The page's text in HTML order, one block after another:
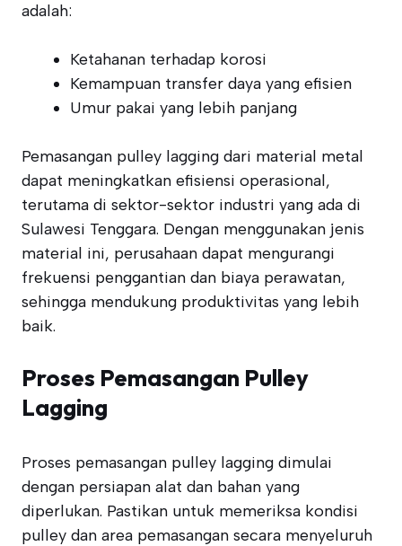
adalah:
Ketahanan terhadap korosi
Kemampuan transfer daya yang efisien
Umur pakai yang lebih panjang
Pemasangan pulley lagging dari material metal
dapat meningkatkan efisiensi operasional,
terutama di sektor-sektor industri yang ada di
Sulawesi Tenggara. Dengan menggunakan jenis
material ini, perusahaan dapat mengurangi
frekuensi penggantian dan biaya perawatan,
sehingga mendukung produktivitas yang lebih
baik.
Proses Pemasangan Pulley
Lagging
Proses pemasangan pulley lagging dimulai
dengan persiapan alat dan bahan yang
diperlukan. Pastikan untuk memeriksa kondisi
pulley dan area pemasangan secara menyeluruh